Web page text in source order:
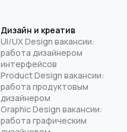
Дизайн и креатив
UI/UX Design вакансии:
работа дизайнером
интерфейсов
Product Design вакансии:
работа продуктовым
дизайнером
Graphic Design вакансии:
работа графическим